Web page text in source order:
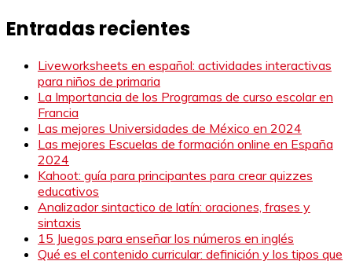
Entradas recientes
Liveworksheets en español: actividades interactivas
para niños de primaria
La Importancia de los Programas de curso escolar en
Francia
Las mejores Universidades de México en 2024
Las mejores Escuelas de formación online en España
2024
Kahoot: guía para principantes para crear quizzes
educativos
Analizador sintactico de latín: oraciones, frases y
sintaxis
15 Juegos para enseñar los números en inglés
Qué es el contenido curricular: definición y los tipos que